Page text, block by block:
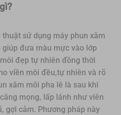
thuật sử dụng máy phun xăm
đưa màu mực vào lớp
đẹp tự nhiên đồng thời
viền môi đều,tự nhiên và rõ
xăm môi pha lê là sau khi
mọng, lấp lánh như viên
gợi cảm. Phương pháp này